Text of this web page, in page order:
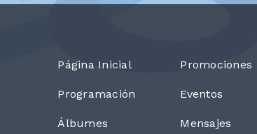
Página Inicial
Programación
Álbumes
Promociones
Eventos
Mensajes